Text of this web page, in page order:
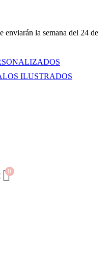
enviarán la semana del 24 de
ILUSTRADOS
0